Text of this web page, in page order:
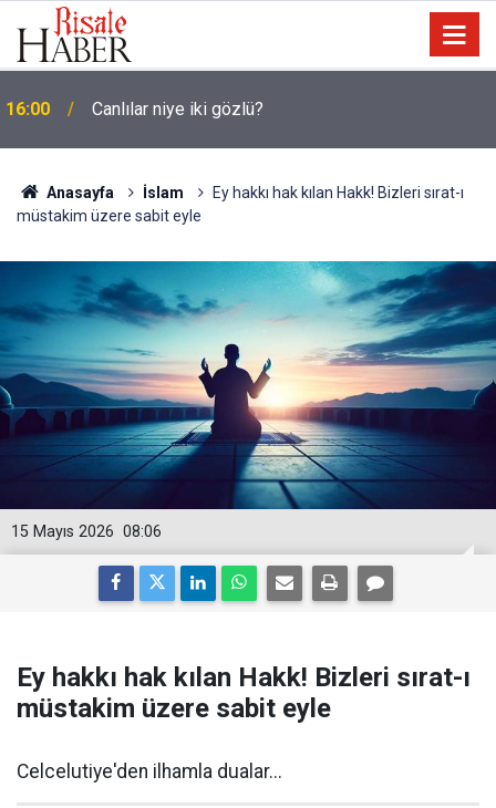
15:35 Sosyal medya, derslerde başarısızlığa yol açıyor
Anasayfa İslam
Ey hakkı hak kılan Hakk! Bizleri sırat-ı
müstakim üzere sabit eyle
08:06
15 Mayıs 2026
Ey hakkı hak kılan Hakk! Bizleri sırat-ı
müstakim üzere sabit eyle
Celcelutiye'den ilhamla dualar...